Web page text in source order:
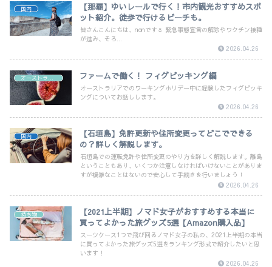
国内
【那覇】ゆいレールで行く！市内観光おすすめスポ
ット紹介。徒歩で行けるビーチも。
皆さんこんにちは、nonです🌷 緊急事態宣言の解除やワクチン接種
が進み、そろ...
2026.04.26
オーストラリア ファームで働く！ フィグピッキング編
オーストラリアでのワーキングホリデー中に経験したフィグピッキ
ングについてお話しします。
2026.04.26
国内
【石垣島】免許更新や住所変更ってどこでできる
の？詳しく解説します。
石垣島での運転免許や住所変更のやり方を詳しく解説します。離島
ということもあり、いくつか注意しなければいけないことがありま
すが複雑なことはないので安心して手続きを行いましょう！
2026.04.26
持ち物
【2021上半期】ノマド女子がおすすめする本当に
買ってよかった旅グッズ5選【Amazon購入品】
スーツケース1つで飛び回るノマド女子の私の、2021上半期の本当
に買ってよかった旅グッズ5選をランキング形式で紹介したいと思
います！
2026.04.26